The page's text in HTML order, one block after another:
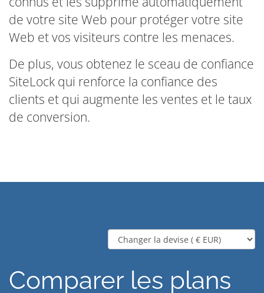
de votre site Web pour protéger votre site
Web et vos visiteurs contre les menaces.
De plus, vous obtenez le sceau de confiance
SiteLock qui renforce la confiance des
clients et qui augmente les ventes et le taux
de conversion.
Comparer les plans